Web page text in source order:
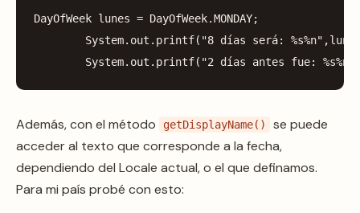
DayOfWeek lunes = DayOfWeek.MONDAY;
System. out . printf( "8 días será: %s%n" ,
System. out . printf( "2 días antes fue: %s%n"
Además, con el método getDisplayName()
se puede
acceder al texto que corresponde a la fecha,
dependiendo del Locale actual, o el que definamos.
Para mi país probé con esto: